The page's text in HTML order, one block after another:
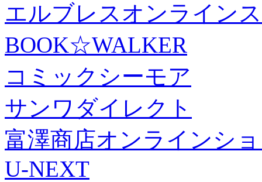
エルブレスオンライン
BOOK☆WALKER
コミックシーモア
サンワダイレクト
富澤商店オンラインシ
U-NEXT